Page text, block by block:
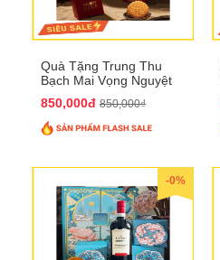
Quà Tặng Trung Thu
Bạch Mai Vọng Nguyệt
850,000đ 850,000₫
-0%